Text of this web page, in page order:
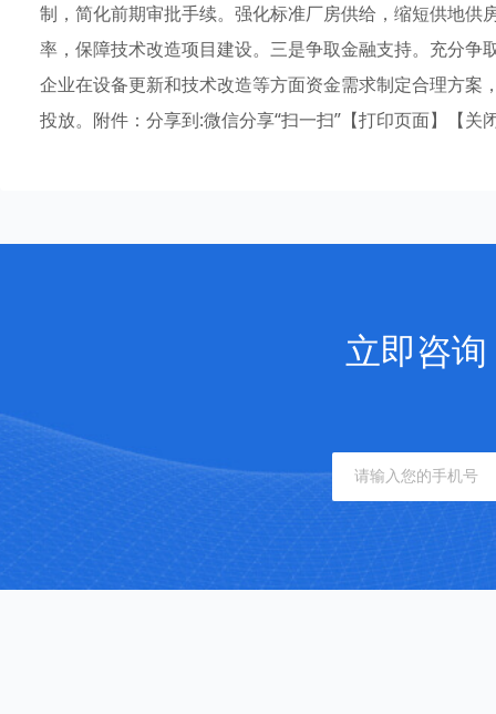
制，简化前期审批手续。强化标准厂房供给，缩短供地供
率，保障技术改造项目建设。三是争取金融支持。充分
企业在设备更新和技术改造等方面资金需求制定合理方
投放。附件：分享到:微信分享“扫一扫”【打印页面】【关
立即咨